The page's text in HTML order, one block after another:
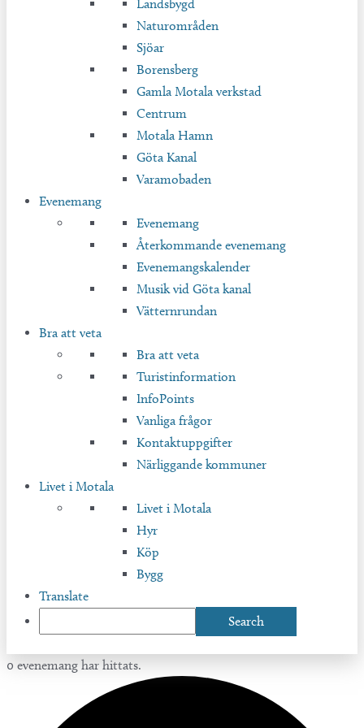
Landsbygd
Naturområden
Sjöar
Borensberg
Gamla Motala verkstad
Centrum
Motala Hamn
Göta Kanal
Varamobaden
Evenemang
Evenemang
Återkommande evenemang
Evenemangskalender
Musik vid Göta kanal
Vätternrundan
Bra att veta
Bra att veta
Turistinformation
InfoPoints
Vanliga frågor
Kontaktuppgifter
Närliggande kommuner
Livet i Motala
Livet i Motala
Hyr
Köp
Bygg
Translate
0 evenemang har hittats.